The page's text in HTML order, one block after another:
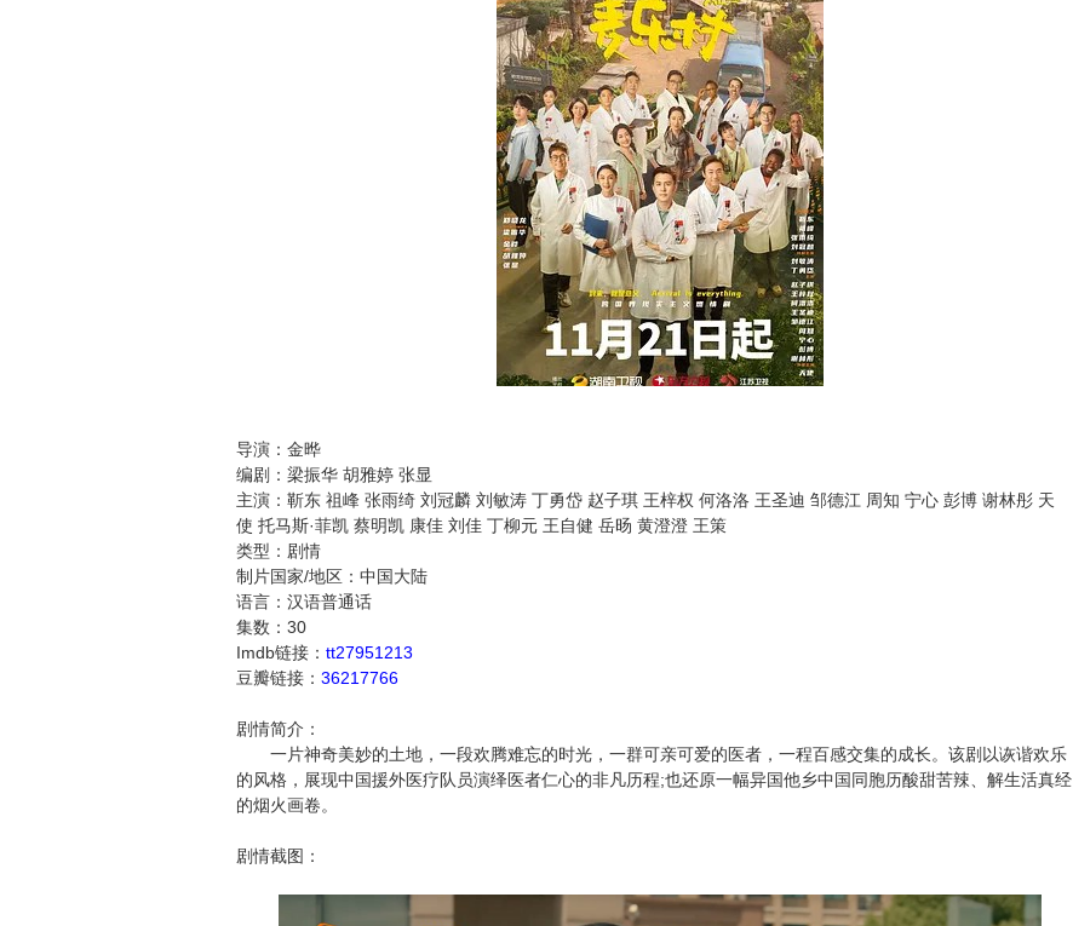
导演：金晔
编剧：梁振华 胡雅婷 张显
主演：靳东 祖峰 张雨绮 刘冠麟 刘敏涛 丁勇岱 赵子琪 王梓权 何洛洛 王圣迪 邹德江 周知 宁心 彭博 谢林彤 天
使 托马斯·菲凯 蔡明凯 康佳 刘佳 丁柳元 王自健 岳旸 黄澄澄 王策
类型：剧情
制片国家/地区：中国大陆
语言：汉语普通话
集数：30
Imdb链接： tt27951213
豆瓣链接： 36217766
剧情简介：
一片神奇美妙的土地，一段欢腾难忘的时光，一群可亲可爱的医者，一程百感交集的成长。该剧以诙谐欢乐
的风格，展现中国援外医疗队员演绎医者仁心的非凡历程;也还原一幅异国他乡中国同胞历酸甜苦辣、解生活真经
的烟火画卷。
剧情截图：